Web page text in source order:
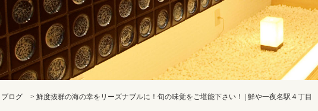
ブログ > 鮮度抜群の海の幸をリーズナブルに！旬の味覚をご堪能下さい！ | 鮮や一夜名駅４丁目